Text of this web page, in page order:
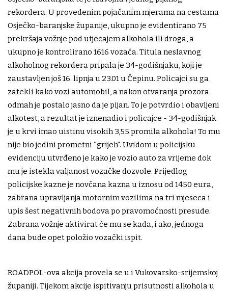
rekordera. U provedenim pojačanim mjerama na cestama
Osječko-baranjske županije, ukupno je evidentirano 75
prekršaja vožnje pod utjecajem alkohola ili droga, a
ukupno je kontrolirano 1616 vozača. Titula neslavnog
alkoholnog rekordera pripala je 34-godišnjaku, koji je
zaustavljen još 16. lipnja u 23.01 u Čepinu. Policajci su ga
zatekli kako vozi automobil, a nakon otvaranja prozora
odmah je postalo jasno da je pijan. To je potvrdio i obavljeni
alkotest, a rezultat je iznenadio i policajce - 34-godišnjak
je u krvi imao uistinu visokih 3,55 promila alkohola! To mu
nije bio jedini prometni “grijeh”. Uvidom u policijsku
evidenciju utvrđeno je kako je vozio auto za vrijeme dok
mu je istekla valjanost vozačke dozvole. Prijedlog
policijske kazne je novčana kazna u iznosu od 1450 eura,
zabrana upravljanja motornim vozilima na tri mjeseca i
upis šest negativnih bodova po pravomoćnosti presude.
Zabrana vožnje aktivirat će mu se kada, i ako, jednoga
dana bude opet položio vozački ispit.
ROADPOL-ova akcija provela se u i Vukovarsko-srijemskoj
županiji. Tijekom akcije ispitivanju prisutnosti alkohola u